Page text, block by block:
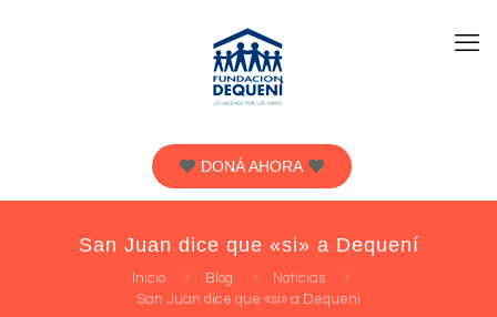
DONÁ AHORA
San Juan dice que «si» a Dequení
Inicio Blog
Noticias
San Juan dice que «si» a Dequení